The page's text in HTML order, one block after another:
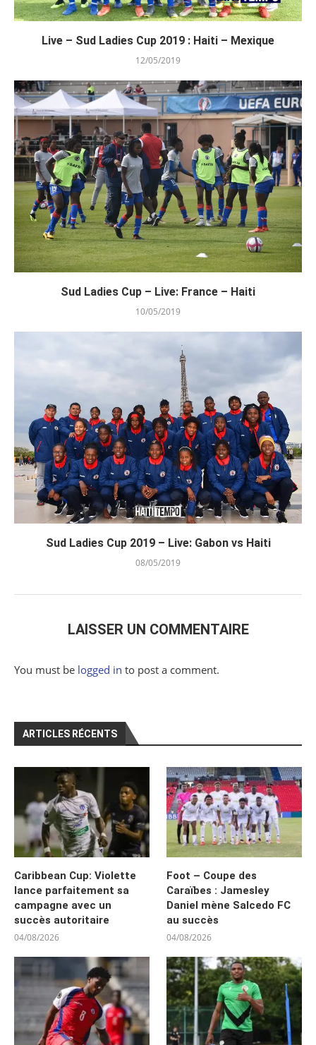
Live – Sud Ladies Cup 2019 : Haiti – Mexique
12/05/2019
Sud Ladies Cup – Live: France – Haiti
10/05/2019
Sud Ladies Cup 2019 – Live: Gabon vs Haiti
08/05/2019
LAISSER UN COMMENTAIRE
You must be logged in to post a comment.
ARTICLES RÉCENTS
Caribbean Cup: Violette
lance parfaitement sa
campagne avec un
succès autoritaire
04/08/2026
Foot – Coupe des
Caraïbes : Jamesley
Daniel mène Salcedo FC
au succès
04/08/2026